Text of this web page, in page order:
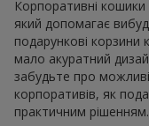
Корпоративні
який допомагає
подарункові
мало акуратний
забудьте про
корпоративів, як
практичним рішенням.